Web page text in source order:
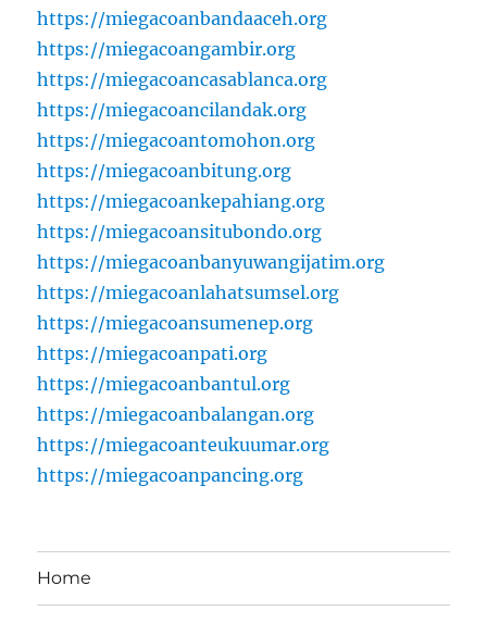
https://miegacoanbandaaceh.org
https://miegacoangambir.org
https://miegacoancasablanca.org
https://miegacoancilandak.org
https://miegacoantomohon.org
https://miegacoanbitung.org
https://miegacoankepahiang.org
https://miegacoansitubondo.org
https://miegacoanbanyuwangijatim.org
https://miegacoanlahatsumsel.org
https://miegacoansumenep.org
https://miegacoanpati.org
https://miegacoanbantul.org
https://miegacoanbalangan.org
https://miegacoanteukuumar.org
https://miegacoanpancing.org
Home